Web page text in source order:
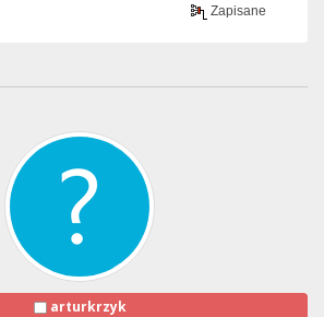
Zapisane
arturkrzyk